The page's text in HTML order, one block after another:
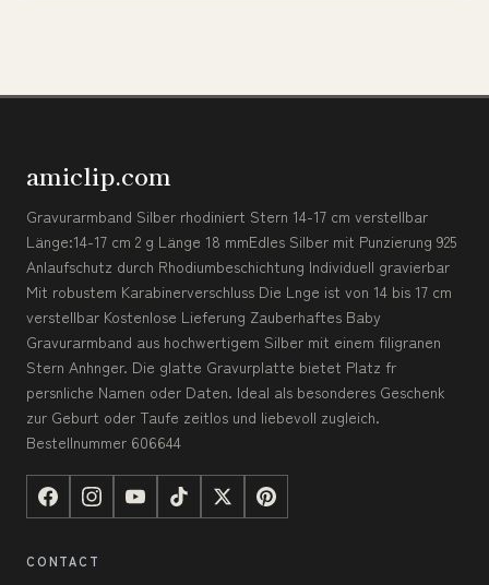
amiclip.com
Gravurarmband Silber rhodiniert Stern 14-17 cm verstellbar
Länge:14-17 cm 2 g Länge 18 mmEdles Silber mit Punzierung 925
Anlaufschutz durch Rhodiumbeschichtung Individuell gravierbar
Mit robustem Karabinerverschluss Die Lnge ist von 14 bis 17 cm
verstellbar Kostenlose Lieferung Zauberhaftes Baby
Gravurarmband aus hochwertigem Silber mit einem filigranen
Stern Anhnger. Die glatte Gravurplatte bietet Platz fr
persnliche Namen oder Daten. Ideal als besonderes Geschenk
zur Geburt oder Taufe zeitlos und liebevoll zugleich.
Bestellnummer 606644
CONTACT